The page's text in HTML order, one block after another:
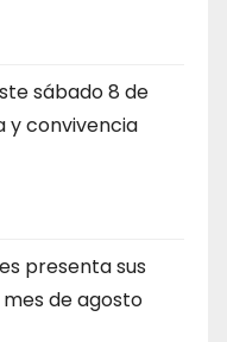
sábado 8 de
y convivencia
presenta sus
de agosto